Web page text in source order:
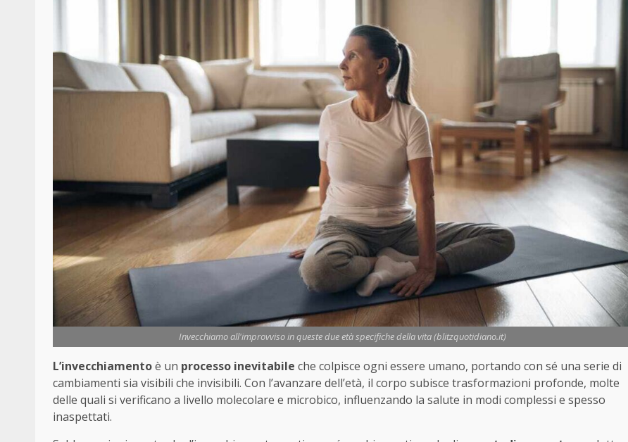
Invecchiamo all'improvviso in queste due età specifiche della vita (blitzquotidiano.it)
L’invecchiamentoè un processo inevitabile che colpisce ogni essere umano, portando con sé una serie di
cambiamenti sia visibili che invisibili. Con l’avanzare dell’età, il corpo subisce trasformazioni profonde, molte
delle quali si verificano a livello molecolare e microbico, influenzando la salute in modi complessi e spesso
inaspettati.